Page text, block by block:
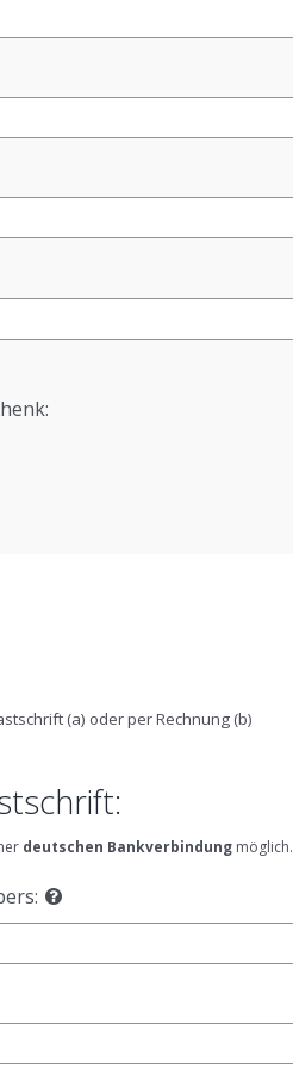
(a) oder per Rechnung (b)
deutschen Bankverbindungmöglich.